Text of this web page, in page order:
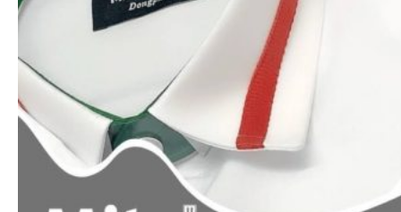
Xem nhanh
Áo thun polo
Áo thun cổ trụ màu trơn (Đủ 16 màu)